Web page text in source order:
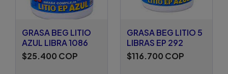
GRASA BEG LITIO
AZUL LIBRA 1086
$25.400 COP
GRASA BEG LITIO 5
LIBRAS EP 292
$116.700 COP